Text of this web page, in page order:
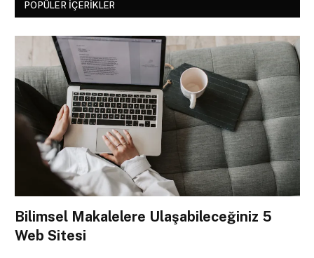
POPÜLER İÇERIKLER
Bilimsel Makalelere Ulaşabileceğiniz 5
Web Sitesi